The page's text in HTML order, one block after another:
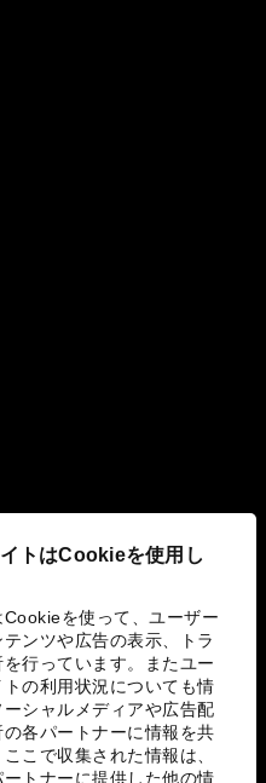
トはCookieを使用し
Cookieを使って、ユーザー
ンツや広告の表示、トラ
行っています。またユー
の利用状況についても情
シャルメディアや広告配
各パートナーに情報を共
こで収集された情報は、
トナーに提供した他の情